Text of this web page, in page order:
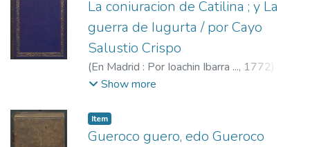
La coniuracion de Catilina ; y La
guerra de Iugurta / por Cayo
Salustio Crispo
(En Madrid : Por Ioachin Ibarra ..., 1772)
Salustio Crispo, Cayo
Jugurthinum. Español-Latín
Show more
Item
Gueroco guero, edo Gueroco